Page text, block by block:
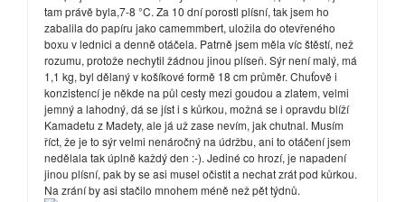
tam právě byla,7-8 °C. Za 10 dní porostl plísní, tak jsem ho
zabalila do papíru jako camemmbert, uložila do otevřeného
boxu v lednici a denně otáčela. Patrně jsem měla víc štěstí, než
rozumu, protože nechytil žádnou jinou plíseň. Sýr není malý, má
1,1 kg, byl dělaný v košíkové formě 18 cm průměr. Chuťově i
konzistencí je někde na půl cesty mezi goudou a zlatem, velmi
jemný a lahodný, dá se jíst i s kůrkou, možná se i opravdu blíží
Kamadetu z Madety, ale já už zase nevím, jak chutnal. Musím
říct, že je to sýr velmi nenáročný na údržbu, ani to otáčení jsem
nedělala tak úplně každý den :-). Jediné co hrozí, je napadení
jinou plísní, pak by se asi musel očistit a nechat zrát pod kůrkou.
Na zrání by asi stačilo mnohem méně než pět týdnů.